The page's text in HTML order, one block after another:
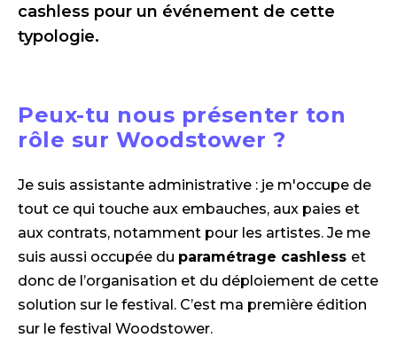
cashless pour un événement de cette
typologie.
Peux-tu nous présenter ton
rôle sur Woodstower ?
Je suis assistante administrative : je m'occupe de
tout ce qui touche aux embauches, aux paies et
aux contrats, notamment pour les artistes. Je me
suis aussi occupée du paramétrage cashless et
donc de l’organisation et du déploiement de cette
solution sur le festival. C’est ma première édition
sur le festival Woodstower.